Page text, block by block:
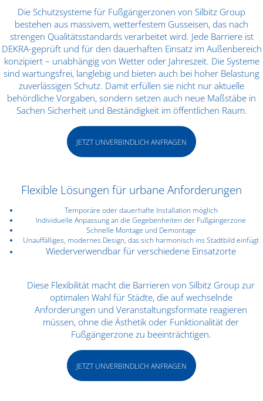
Die Schutzsysteme für Fußgängerzonen von Silbitz Group
bestehen aus massivem, wetterfestem Gusseisen, das nach
strengen Qualitätsstandards verarbeitet wird. Jede Barriere ist
DEKRA-geprüft und für den dauerhaften Einsatz im Außenbereich
konzipiert – unabhängig von Wetter oder Jahreszeit. Die Systeme
sind wartungsfrei, langlebig und bieten auch bei hoher Belastung
zuverlässigen Schutz. Damit erfüllen sie nicht nur aktuelle
behördliche Vorgaben, sondern setzen auch neue Maßstäbe in
Sachen Sicherheit und Beständigkeit im öffentlichen Raum.
JETZT UNVERBINDLICH ANFRAGEN
Flexible Lösungen für urbane Anforderungen
Temporäre oder dauerhafte Installation möglich
Individuelle Anpassung an die Gegebenheiten der Fußgängerzone
Schnelle Montage und Demontage
Unauffälliges, modernes Design, das sich harmonisch ins Stadtbild einfügt
Wiederverwendbar für verschiedene Einsatzorte
Diese Flexibilität macht die Barrieren von Silbitz Group zur
optimalen Wahl für Städte, die auf wechselnde
Anforderungen und Veranstaltungsformate reagieren
müssen, ohne die Ästhetik oder Funktionalität der
Fußgängerzone zu beeinträchtigen.
JETZT UNVERBINDLICH ANFRAGEN